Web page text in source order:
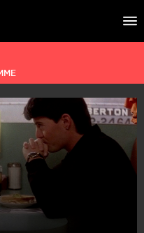
CINÉ
IMAGES